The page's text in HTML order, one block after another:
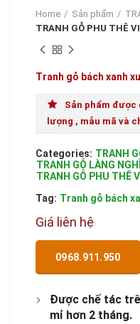
Home Sản phẩm
TRANH GỖ PHU THÊ
Tranh gỗ bách xanh
Sản phẩm
lượng , mẫu mã và
Categories: TRANH
TRANH GỖ LÀNG
TRANH GỖ PHU THÊ
Tag: Tranh gỗ bách
Giá liên hệ
0968.911.950
Được chế tác
mỉ hơn 2 tháng.